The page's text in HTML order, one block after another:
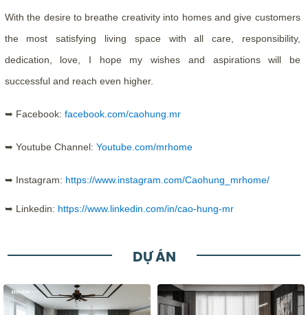
With the desire to breathe creativity into homes and give customers
the most satisfying living space with all care, responsibility,
dedication, love, I hope my wishes and aspirations will be
successful and reach even higher.
➥ Facebook: facebook.com/caohung.mr
➥ Youtube Channel: Youtube.com/mrhome
➥ Instagram: https://www.instagram.com/Caohung_mrhome/
➥ Linkedin: https://www.linkedin.com/in/cao-hung-mr
DỰ ÁN